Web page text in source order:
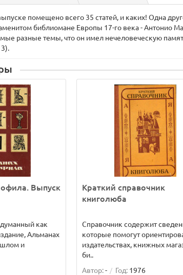
помещено всего 35 статей, и каких! Одна
библиомане Европы 17-го века - Антонио
разные темы, что он имел нечеловеческую
Выпуск
как
Альманах
и
Краткий справочник
книголюба
Справочник содержит
которые помогут
издательствах, книжных
би..
Автор:- Год: 1976